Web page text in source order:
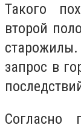
Такого
второй
запрос в
Согласно